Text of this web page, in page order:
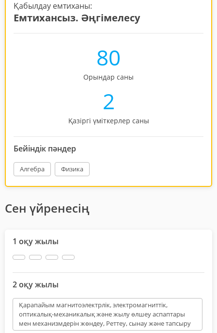
Қабылдау емтиханы:
Емтихансыз. Әңгімелесу
80
Орындар саны
2
Қазіргі үміткерлер саны
Бейіндік пәндер
Алгебра Физика
Сен үйренесің
1 оқу жылы
2 оқу жылы
Қарапайым магнитоэлектрлік, электромагниттік,
оптикалық-механикалық және жылу өлшеу аспаптары
мен механизмдерін жөндеу, Реттеу, сынау және тапсыру